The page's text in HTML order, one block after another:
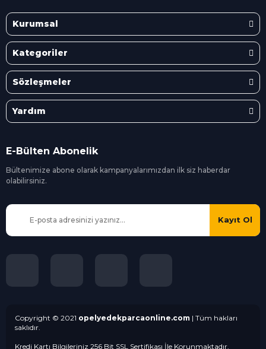
Kurumsal
Kategoriler
Sözleşmeler
Yardım
E-Bülten Abonelik
Bültenimize abone olarak kampanyalarımızdan ilk siz haberdar
olabilirsiniz.
Kayıt Ol
Copyright © 2021 opelyedekparcaonline.com | Tüm hakları
saklıdır.
Kredi Kartı Bilgileriniz 256 Bit SSL Sertifikası İle Korunmaktadır.